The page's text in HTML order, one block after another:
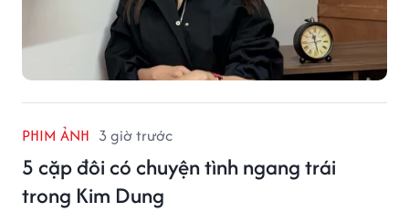
PHIM ẢNH 3 giờ trước
5 cặp đôi có chuyện tình ngang trái
trong Kim Dung